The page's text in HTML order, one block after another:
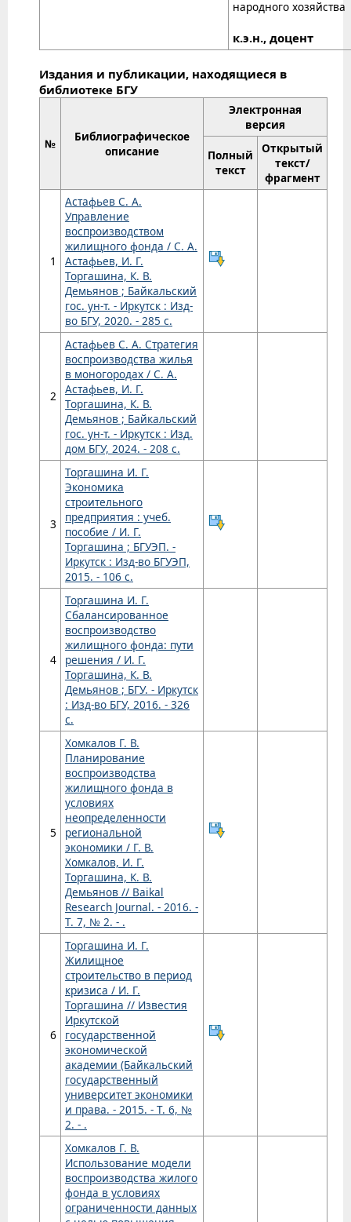
народного хозяйства
к.э.н., доцент
Издания и публикации, находящиеся в
библиотеке БГУ
№
Библиографическое
описание
Электронная
версия
Полный
текст
Открытый
текст/
фрагмент
1
Астафьев С. А.
Управление
воспроизводством
жилищного фонда / С. А.
Астафьев, И. Г.
Торгашина, К. В.
Демьянов ; Байкальский
гос. ун-т. - Иркутск : Изд-
во БГУ, 2020. - 285 с.
2
Астафьев С. А. Стратегия
воспроизводства жилья
в моногородах / С. А.
Астафьев, И. Г.
Торгашина, К. В.
Демьянов ; Байкальский
гос. ун-т. - Иркутск : Изд.
дом БГУ, 2024. - 208 с.
3
Торгашина И. Г.
Экономика
строительного
предприятия : учеб.
пособие / И. Г.
Торгашина ; БГУЭП. -
Иркутск : Изд-во БГУЭП,
2015. - 106 с.
4
Торгашина И. Г.
Сбалансированное
воспроизводство
жилищного фонда: пути
решения / И. Г.
Торгашина, К. В.
Демьянов ; БГУ. - Иркутск
: Изд-во БГУ, 2016. - 326
с.
5
Хомкалов Г. В.
Планирование
воспроизводства
жилищного фонда в
условиях
неопределенности
региональной
экономики / Г. В.
Хомкалов, И. Г.
Торгашина, К. В.
Демьянов // Baikal
Research Journal. - 2016. -
Т. 7, № 2. - .
6
Торгашина И. Г.
Жилищное
строительство в период
кризиса / И. Г.
Торгашина // Известия
Иркутской
государственной
экономической
академии (Байкальский
государственный
университет экономики
и права. - 2015. - Т. 6, №
2. - .
Хомкалов Г. В.
Использование модели
воспроизводства жилого
фонда в условиях
ограниченности данных